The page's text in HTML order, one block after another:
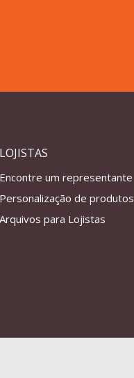
LOJISTAS
Encontre um representante
Personalização de produtos
Arquivos para Lojistas